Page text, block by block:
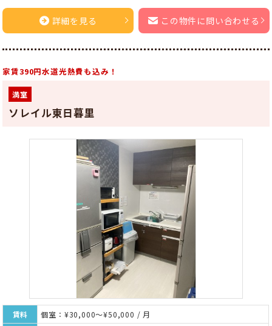
詳細を見る この物件に問い合わせる
家賃390円水道光熱費も込み！
満室
ソレイル東日暮里
賃料
個室：¥30,000～¥50,000 / 月